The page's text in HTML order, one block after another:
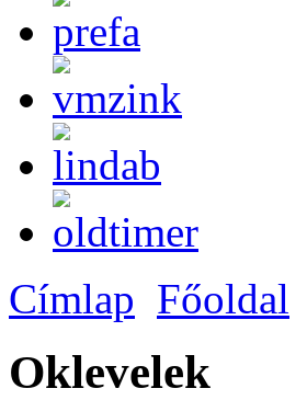
Címlap Főoldal
Oklevelek